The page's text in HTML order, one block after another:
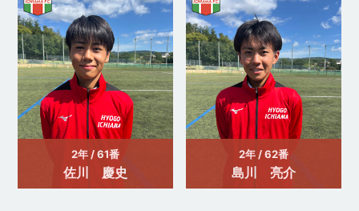
2年 / 61番
佐川 慶史
2年 / 62番
島川 亮介